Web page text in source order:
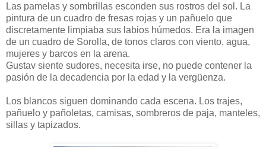
Las pamelas y sombrillas esconden sus rostros del sol. La
pintura de un cuadro de fresas rojas y un pañuelo que
discretamente limpiaba sus labios húmedos. Era la imagen
de un cuadro de Sorolla, de tonos claros con viento, agua,
mujeres y barcos en la arena.
Gustav siente sudores, necesita irse, no puede contener la
pasión de la decadencia por la edad y la vergüenza.
Los blancos siguen dominando cada escena. Los trajes,
pañuelo y pañoletas, camisas, sombreros de paja, manteles,
sillas y tapizados.